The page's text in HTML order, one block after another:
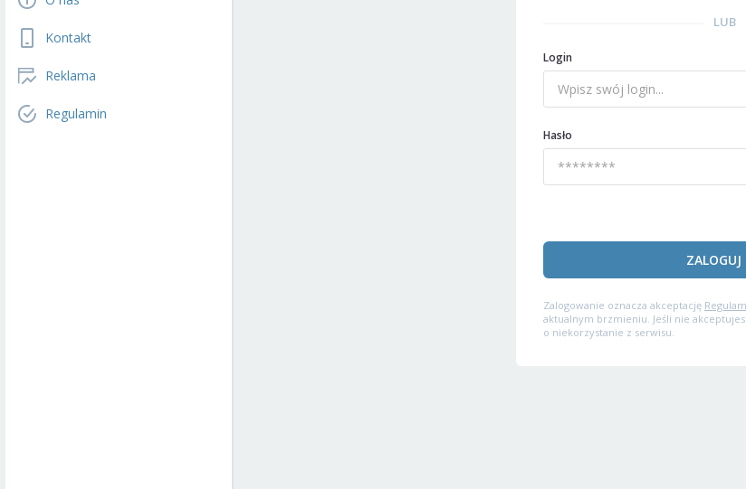
Kontakt
Reklama
Regulamin
LUB
Login
Hasło
ZALOGUJ
Zalogowanie oznacza akceptację
aktualnym brzmieniu. Jeśli nie
o niekorzystanie z serwisu.